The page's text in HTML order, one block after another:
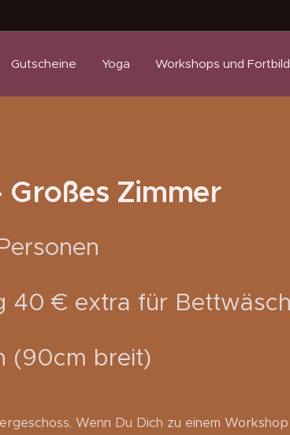
Gutscheine Yoga Workshops und
Zimmer
40 € extra für
(90cm breit)
Wenn Du Dich zu einem